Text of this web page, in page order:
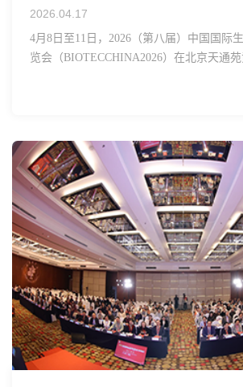
2026.04.17
4月8日至11日，2026（第八届）中国国际
览会（BIOTECCHINA2026）在北京天通